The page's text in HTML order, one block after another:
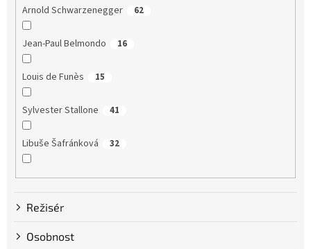
Arnold Schwarzenegger 62
Jean-Paul Belmondo 16
Louis de Funès 15
Sylvester Stallone 41
Libuše Šafránková 32
Dustin Hoffman 58
Clint Eastwood
Bruce Willis
Režisér
Osobnost